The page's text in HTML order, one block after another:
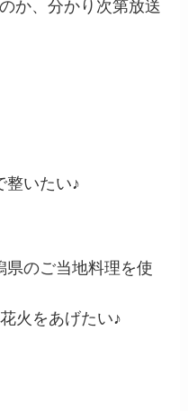
か、分かり次第放送
整いたい♪
県のご当地料理を使
火をあげたい♪